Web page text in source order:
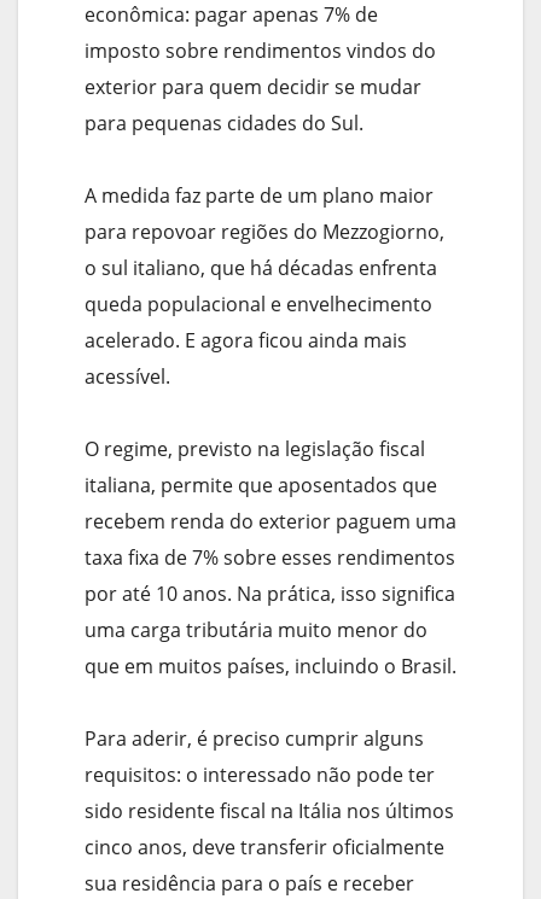
econômica: pagar apenas 7% de
imposto sobre rendimentos vindos do
exterior para quem decidir se mudar
para pequenas cidades do Sul.
A medida faz parte de um plano maior
para repovoar regiões do Mezzogiorno,
o sul italiano, que há décadas enfrenta
queda populacional e envelhecimento
acelerado. E agora ficou ainda mais
acessível.
O regime, previsto na legislação fiscal
italiana, permite que aposentados que
recebem renda do exterior paguem uma
taxa fixa de 7% sobre esses rendimentos
por até 10 anos. Na prática, isso significa
uma carga tributária muito menor do
que em muitos países, incluindo o Brasil.
Para aderir, é preciso cumprir alguns
requisitos: o interessado não pode ter
sido residente fiscal na Itália nos últimos
cinco anos, deve transferir oficialmente
sua residência para o país e receber